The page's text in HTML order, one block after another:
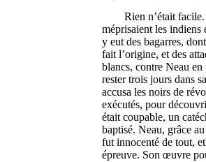
Rien n’était facile.
méprisaient les
y eut des bagarres,
fait l’origine, et des
blancs, contre Neau
rester trois jours dans
accusa les noirs de
exécutés, pour
était coupable, un
baptisé. Neau, grâce
fut innocenté de tout,
épreuve. Son œuvre